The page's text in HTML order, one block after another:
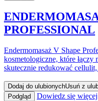
PROFESSIONAL
Endermomasaż V Shape
kosmetologiczne, które łączy
skutecznie redukować
Dodaj do ulubionychUsuń z
Podgląd
Dowiedz się więcej